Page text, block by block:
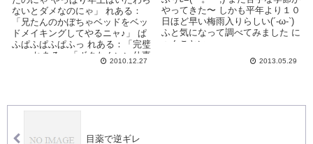
ないとダメなのにゃ」 れある：
「兄たんのかぼちゃベッドをベッ
ドメイキングしてやるニャ♪」 ぱ
ふぱふぱふぱふっ れある：「完璧
っ」 れある：「ボクたんいい仕事
2010.12.27
やってきた〜 しかも平年より１０
日ほど早い梅雨入りらしい(´-ω-`)
ふと気になって調べてみました に
ゃんことい...
2013.05.29
目薬で逆ギレ